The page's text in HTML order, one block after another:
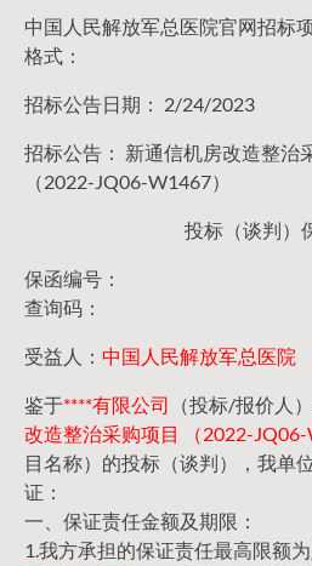
中国人民解放军总医院官网招标
格式：
招标公告日期： 2/24/2023
招标公告： 新通信机房改造整治
（2022-JQ06-W1467）
投标（谈判）
保函编号：
查询码：
受益人： 中国人民解放军总医院
鉴于****有限公司 （投标/报价人
改造整治采购项目 （2022-JQ06-
目名称）的投标（谈判），我单
证：
一、保证责任金额及期限：
1.我方承担的保证责任最高限额